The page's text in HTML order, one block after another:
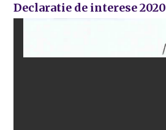
Declaratie de interese 2020